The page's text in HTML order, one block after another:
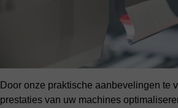
Door onze praktische aanbevelingen te
prestaties van uw machines